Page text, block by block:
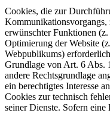
Cookies, die zur
Kommunikationsvorgangs,
erwünschter Funktionen
Optimierung der Website
Webpublikums)
Grundlage von Art. 6 Abs.
andere Rechtsgrundlage
ein berechtigtes Interesse
Cookies zur technisch
seiner Dienste. Sofern